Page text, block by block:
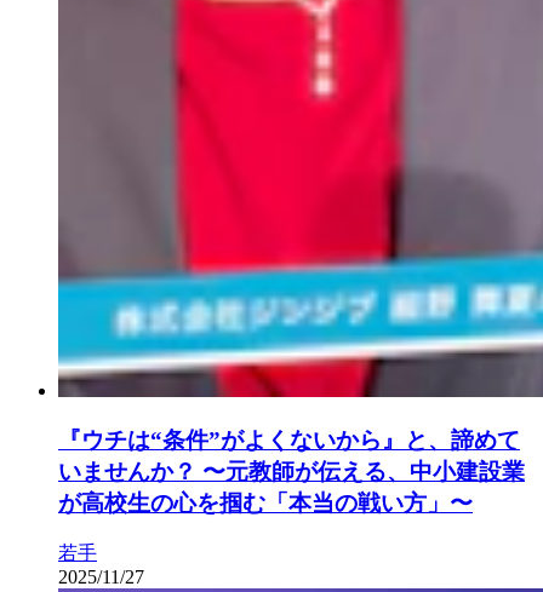
『ウチは“条件”がよくないから』と、諦めて
いませんか？ 〜元教師が伝える、中小建設業
が高校生の心を掴む「本当の戦い方」〜
若手
2025/11/27